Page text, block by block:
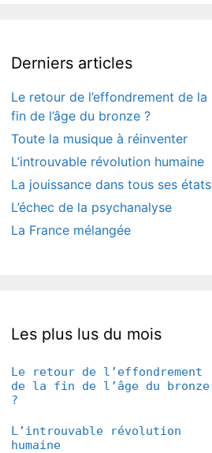
Derniers articles
Le retour de l’effondrement de la
fin de l’âge du bronze ?
Toute la musique à réinventer
L’introuvable révolution humaine
La jouissance dans tous ses états
L’échec de la psychanalyse
La France mélangée
Les plus lus du mois
Le retour de l’effondrement
de la fin de l’âge du bronze
?
L’introuvable révolution
humaine